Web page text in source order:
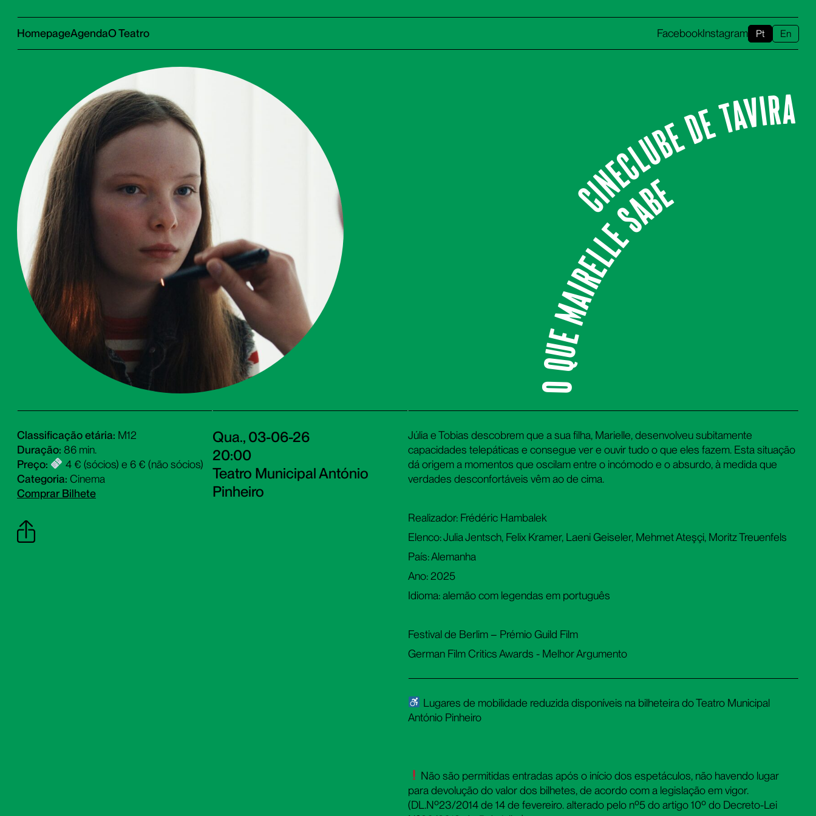
HomepageAgendaO Teatro FacebookInstagram Pt En
CINECLUBE DE TAVIRA
O que Mairelle Sabe
Classificação etária: M12
Duração: 86 min.
Preço:
4 € (sócios) e 6 € (não sócios)
Categoria: Cinema
Comprar Bilhete
Qua., 03-06-26
20:00
Teatro Municipal António
Pinheiro
Júlia e Tobias descobrem que a sua filha, Marielle, desenvolveu subitamente
capacidades telepáticas e consegue ver e ouvir tudo o que eles fazem. Esta situação
dá origem a momentos que oscilam entre o incómodo e o absurdo, à medida que
verdades desconfortáveis vêm ao de cima.
Realizador: Frédéric Hambalek
Elenco: Julia Jentsch, Felix Kramer, Laeni Geiseler, Mehmet Ateşçi, Moritz Treuenfels
País: Alemanha
Ano: 2025
Idioma: alemão com legendas em português
Festival de Berlim – Prémio Guild Film
German Film Critics Awards - Melhor Argumento
Lugares de mobilidade reduzida disponíveis na bilheteira do Teatro Municipal
António Pinheiro
Não são permitidas entradas após o início dos espetáculos, não havendo lugar
para devolução do valor dos bilhetes, de acordo com a legislação em vigor.
(DL.Nº23/2014 de 14 de fevereiro. alterado pelo nº5 do artigo 10º do Decreto-Lei